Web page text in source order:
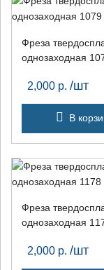
Фреза
однозаходная
2,000 р. /шт
В
Фреза
однозаходная
2,000 р. /шт